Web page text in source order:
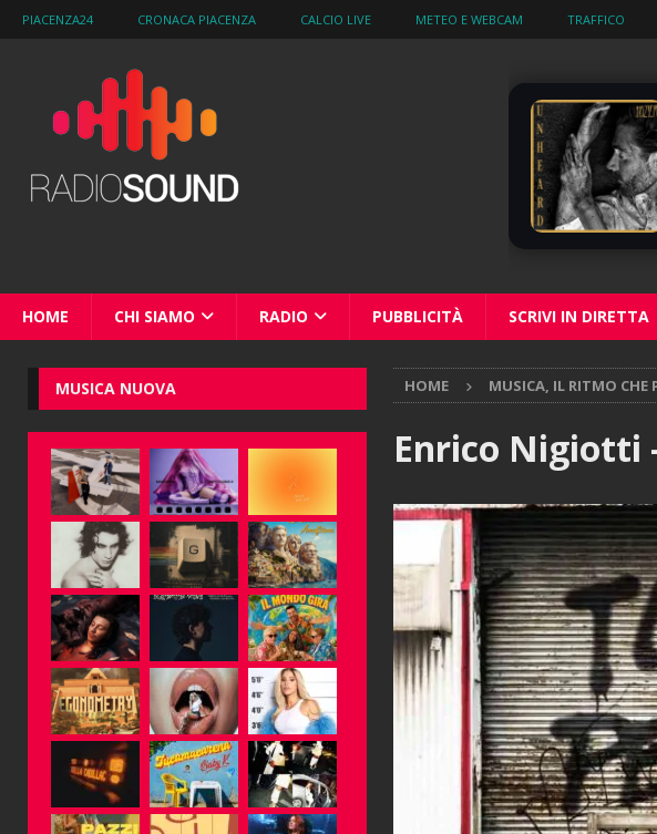
PIACENZA24 CRONACA PIACENZA CALCIO LIVE METEO E WEBCAM TRAFFICO
HOME CHI SIAMO RADIO PUBBLICITÀ SCRIVI IN DIRETTA
HOME MUSICA, IL RITMO CHE
Enrico Nigiotti
MUSICA NUOVA